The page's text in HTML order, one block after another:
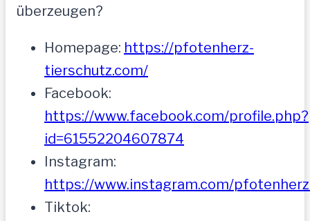
überzeugen?
Homepage: https://pfotenherz-
tierschutz.com/
Facebook:
https://www.facebook.com/profile.php?
id=61552204607874
Instagram:
https://www.instagram.com/
Tiktok: